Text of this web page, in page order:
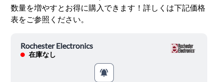
数量を増やすとお得に購入できます！詳しくは下記価格
表をご参照ください。
Rochester Electronics
在庫なし